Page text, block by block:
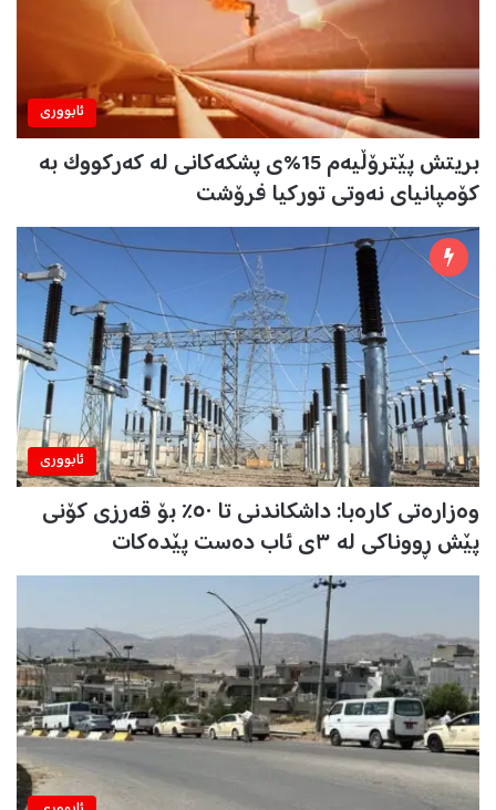
ئابووری
بریتش پێترۆڵیەم 15%ی پشکەکانی لە کەرکووک بە
کۆمپانیای نەوتی تورکیا فرۆشت
ئابووری
وەزارەتی کارەبا: داشکاندنی تا ٥٠٪ بۆ قەرزی کۆنی
پێش ڕووناکی لە ٣ی ئاب دەست پێدەکات